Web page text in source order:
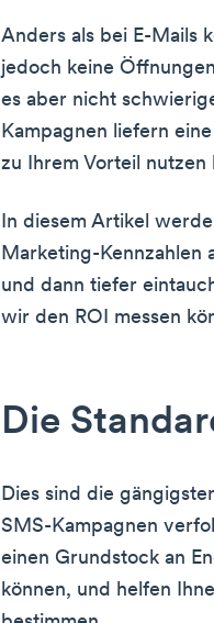
Anders als bei E-Mails
jedoch keine
es aber nicht
Kampagnen liefern
zu Ihrem Vorteil nutzen
In diesem Artikel
Marketing-Kennzahlen
und dann tiefer
wir den ROI messen
Die
Dies sind die
SMS-Kampagnen
einen Grundstock an
können, und helfen